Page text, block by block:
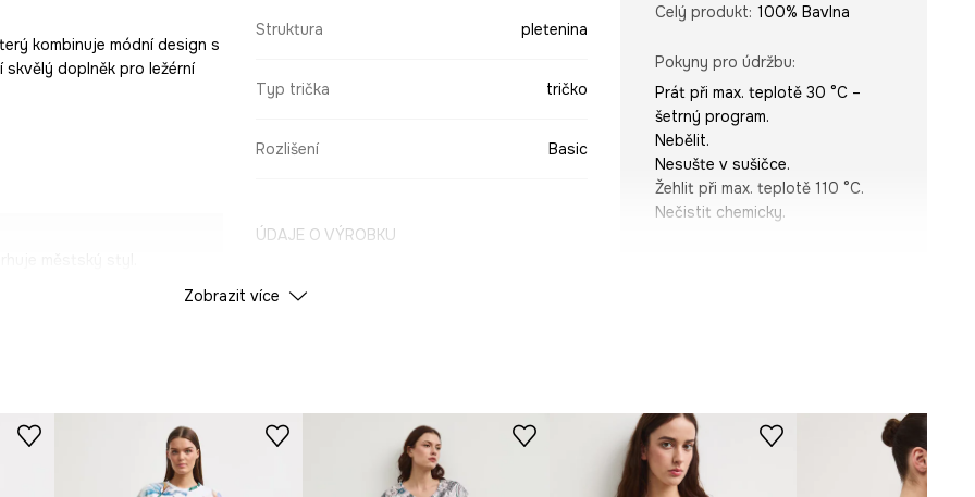
kombinuje módní design s
doplněk pro ležérní
univerzální vzhled.
pohodlí při
Struktura pletenina
Typ trička tričko
Rozlišení Basic
ÚDAJE O VÝROBKU
Barva
Výrobce
Celý produkt: 100% Bavlna
Pokyny pro údržbu:
Prát při max. teplotě 30 °C –
šetrný program.
Nebělit.
Nesušte v sušičce.
Žehlit při max. teplotě 110 °C.
Nečistit chemicky.
Střih: Oversize
ROZMĚRY
Zobrazit více